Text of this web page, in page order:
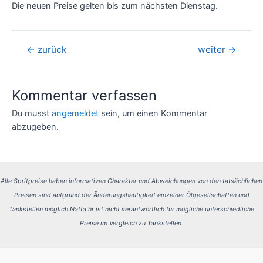
Die neuen Preise gelten bis zum nächsten Dienstag.
Beitragsnavigation
← zurück weiter →
Kommentar verfassen
Du musst angemeldet sein, um einen Kommentar
abzugeben.
Alle Spritpreise haben informativen Charakter und Abweichungen von den tatsächlichen
Preisen sind aufgrund der Änderungshäufigkeit einzelner Ölgesellschaften und
Tankstellen möglich.Nafta.hr ist nicht verantwortlich für mögliche unterschiedliche
Preise im Vergleich zu Tankstellen.